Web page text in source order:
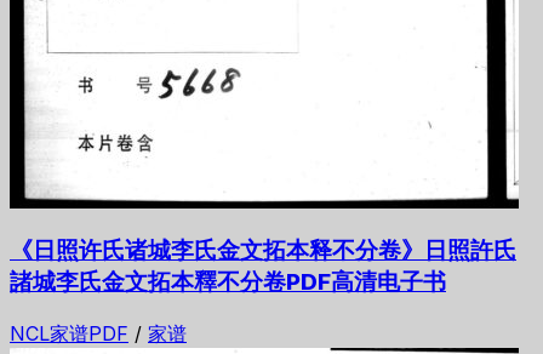
《日照许氏诸城李氏金文拓本释不分卷》日照許氏
諸城李氏金文拓本釋不分卷PDF高清电子书
NCL家谱PDF / 家谱